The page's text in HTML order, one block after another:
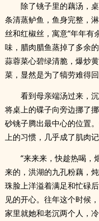
除了铫子里的藕汤，
条清蒸鲈鱼，鱼身完整，
丝和红椒丝，寓意“年年有
味，腊肉腊鱼蒸掉了多余
蒜蓉菜心碧绿清脆，爆炒
菜，显然是为了犒劳难得回
看到母亲端汤过来，
将桌上的碟子向旁边挪了
砂铫子腾出最中心的位置
上的习惯，几乎成了肌肉记
“来来来，快趁热喝，
来的，洪湖的九孔粉藕，
珠脸上洋溢着满足和忙碌
见的开心。往年这个时候
家里就她和老沉两个人，